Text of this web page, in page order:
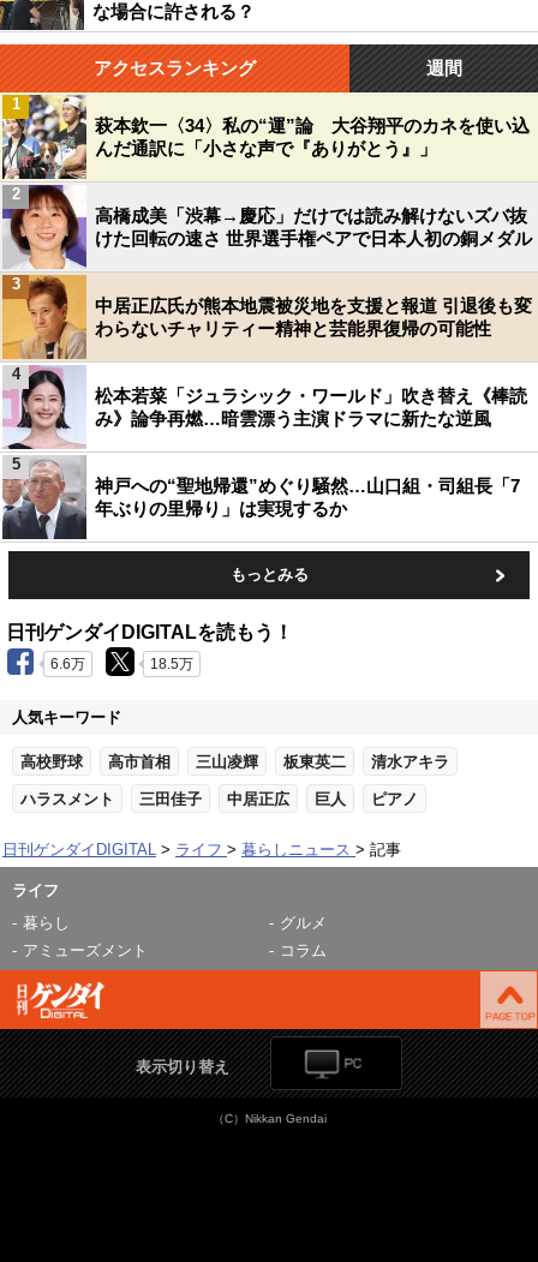
な場合に許される？
アクセスランキング 週間
萩本欽一〈34〉私の“運”論 大谷翔平のカネを使い込
んだ通訳に「小さな声で『ありがとう』」
1
高橋成美「渋幕→慶応」だけでは読み解けないズバ抜
けた回転の速さ 世界選手権ペアで日本人初の銅メダル
2
中居正広氏が熊本地震被災地を支援と報道 引退後も変
わらないチャリティー精神と芸能界復帰の可能性
3
松本若菜「ジュラシック・ワールド」吹き替え《棒読
み》論争再燃…暗雲漂う主演ドラマに新たな逆風
4
神戸への“聖地帰還”めぐり騒然…山口組・司組長「7
年ぶりの里帰り」は実現するか
5
もっとみる
日刊ゲンダイDIGITALを読もう！
6.6万 18.5万
人気キーワード
高校野球 高市首相 三山凌輝 板東英二 清水アキラ
ハラスメント 三田佳子 中居正広 巨人 ピアノ
日刊ゲンダイDIGITAL ライフ 暮らしニュース 記事
ライフ
暮らし
グルメ
アミューズメント
コラム
表示切り替え
（C）Nikkan Gendai